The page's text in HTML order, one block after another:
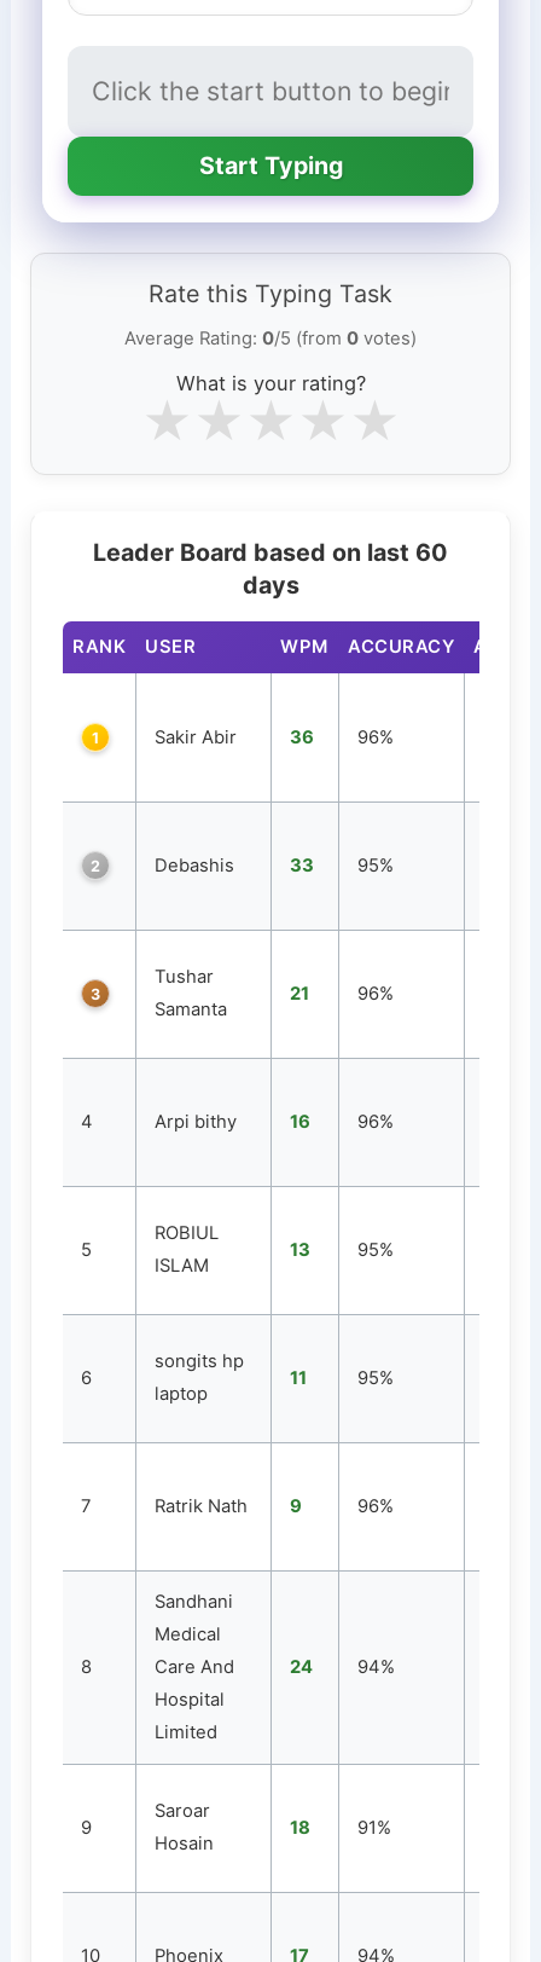
Start Typing
Rate this Typing Task
Average Rating: 0/5 (from 0 votes)
What is your rating?
★
★
★
★
★
Leader Board based on last 60
days
RANK USER WPM ACCURACY
1 Sakir Abir 36 96%
2 Debashis 33 95%
3
Tushar
Samanta
21 96%
4 Arpi bithy 16 96%
5
ROBIUL
ISLAM
13 95%
6
songits hp
laptop
11 95%
7 Ratrik Nath 9 96%
8
Sandhani
Medical
Care And
Hospital
Limited
24 94%
9
Saroar
Hosain
18 91%
10 Phoenix 17 94%